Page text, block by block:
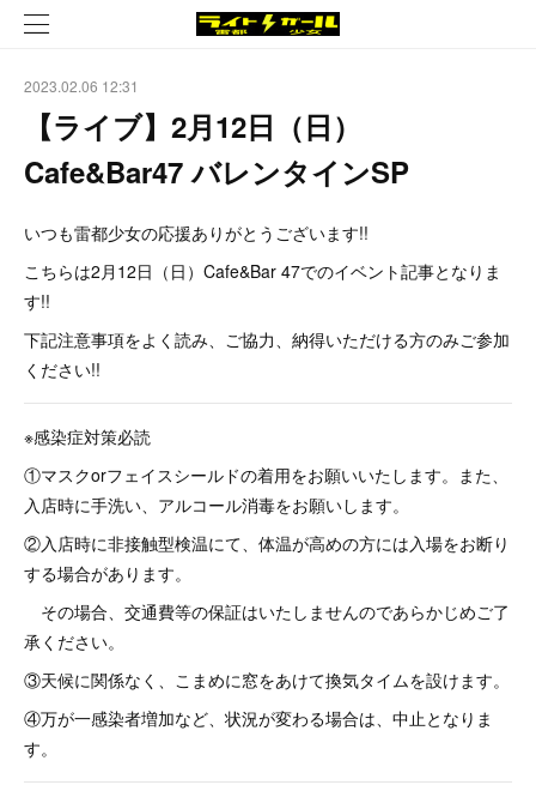
2023.02.06 12:31
【ライブ】2月12日（日）
Cafe&Bar47 バレンタインSP
いつも雷都少女の応援ありがとうございます!!
こちらは2月12日（日）Cafe&Bar 47でのイベント記事となりま
す!!
下記注意事項をよく読み、ご協力、納得いただける方のみご参加
ください!!
※感染症対策必読
①マスクorフェイスシールドの着用をお願いいたします。また、
入店時に手洗い、アルコール消毒をお願いします。
②入店時に非接触型検温にて、体温が高めの方には入場をお断り
する場合があります。
その場合、交通費等の保証はいたしませんのであらかじめご了
承ください。
③天候に関係なく、こまめに窓をあけて換気タイムを設けます。
④万が一感染者増加など、状況が変わる場合は、中止となりま
す。